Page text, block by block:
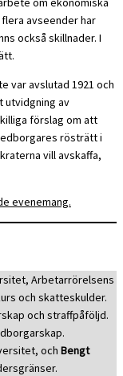
avseender har
också skillnader. I
var avslutad 1921 och
utvidgning av
förslag om att
rösträtt i
vill avskaffa,
evenemang.
Arbetarrörelsens
och skatteskulder.
och straffpåföljd.
och Bengt